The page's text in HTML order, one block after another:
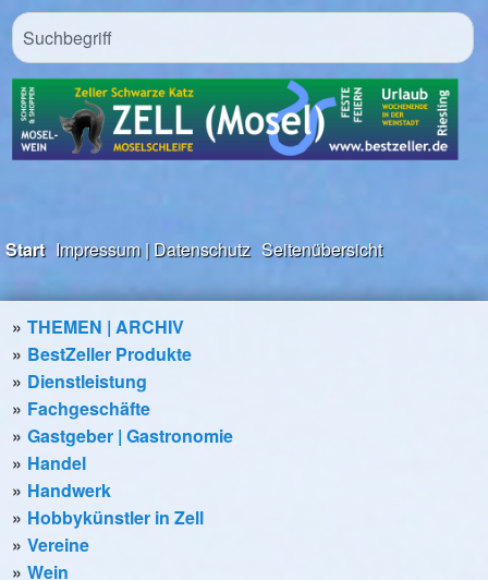
Start Impressum | Datenschutz Seitenübersicht
THEMEN | ARCHIV
BestZeller Produkte
Dienstleistung
Fachgeschäfte
Gastgeber | Gastronomie
Handel
Handwerk
Hobbykünstler in Zell
Vereine
Wein